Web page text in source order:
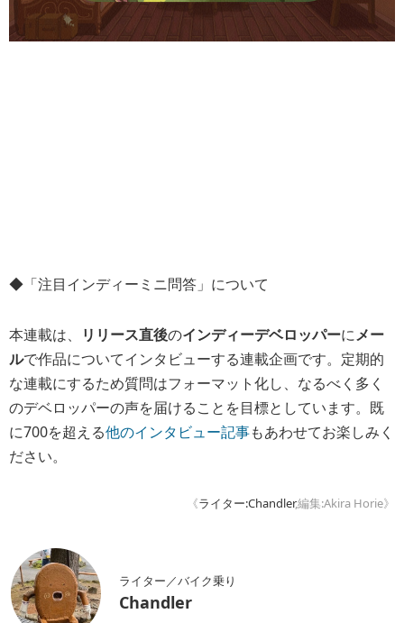
◆「注目インディーミニ問答」について
本連載は、 リリース直後のインディーデベロッパーにメー
ルで作品についてインタビューする連載企画です。定期的
な連載にするため質問はフォーマット化し、なるべく多く
のデベロッパーの声を届けることを目標としています。既
に700を超える他のインタビュー記事もあわせてお楽しみく
ださい。
《ライター:Chandler,編集:Akira Horie》
ライター／バイク乗り
Chandler